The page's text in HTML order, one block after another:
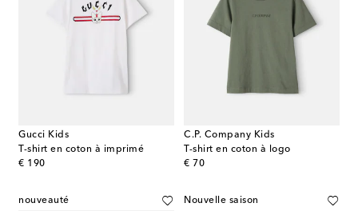
Gucci Kids
T-shirt en coton à imprimé
€ 190
original price
C.P. Company Kids
T-shirt en coton à logo
€ 70
original price
nouveauté Nouvelle saison